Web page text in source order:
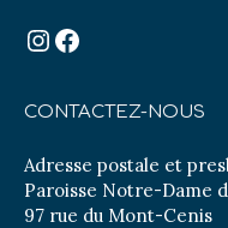
Instagram
Facebook
CONTACTEZ-NOUS
Adresse postale et
Paroisse Notre-Dame
97 rue du Mont-Cenis